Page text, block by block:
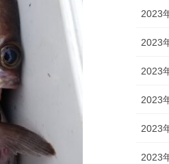
2023
2023
2023
2023
2023
2023